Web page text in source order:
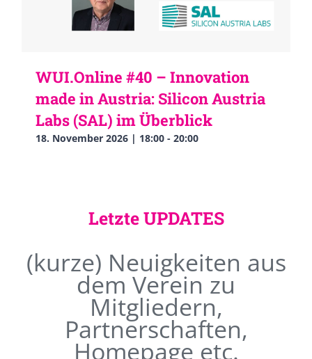
WUI.Online #40 – Innovation
made in Austria: Silicon Austria
Labs (SAL) im Überblick
18. November 2026 | 18:00 - 20:00
Letzte UPDATES
(kurze) Neuigkeiten aus
dem Verein zu
Mitgliedern,
Partnerschaften,
Homepage etc.